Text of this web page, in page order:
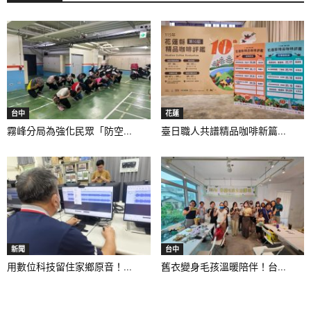
台中
霧峰分局為強化民眾「防空...
花蓮
臺日職人共譜精品咖啡新篇...
新聞
用數位科技留住家鄉原音！...
台中
舊衣變身毛孩溫暖陪伴！台...